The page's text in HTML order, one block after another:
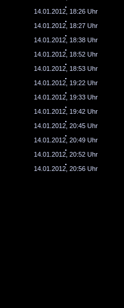
14.01.2012, 18:26 Uhr
14.01.2012, 18:27 Uhr
14.01.2012, 18:38 Uhr
14.01.2012, 18:52 Uhr
14.01.2012, 18:53 Uhr
14.01.2012, 19:22 Uhr
14.01.2012, 19:33 Uhr
14.01.2012, 19:42 Uhr
14.01.2012, 20:45 Uhr
14.01.2012, 20:49 Uhr
14.01.2012, 20:52 Uhr
14.01.2012, 20:56 Uhr